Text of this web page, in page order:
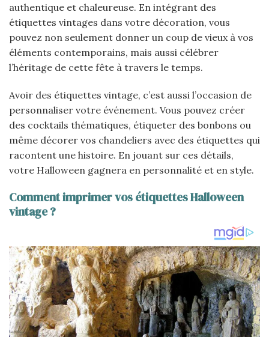
authentique et chaleureuse. En intégrant des
étiquettes vintages dans votre décoration, vous
pouvez non seulement donner un coup de vieux à vos
éléments contemporains, mais aussi célébrer
l’héritage de cette fête à travers le temps.
Avoir des étiquettes vintage, c’est aussi l’occasion de
personnaliser votre événement. Vous pouvez créer
des cocktails thématiques, étiqueter des bonbons ou
même décorer vos chandeliers avec des étiquettes qui
racontent une histoire. En jouant sur ces détails,
votre Halloween gagnera en personnalité et en style.
Comment imprimer vos étiquettes Halloween
vintage ?